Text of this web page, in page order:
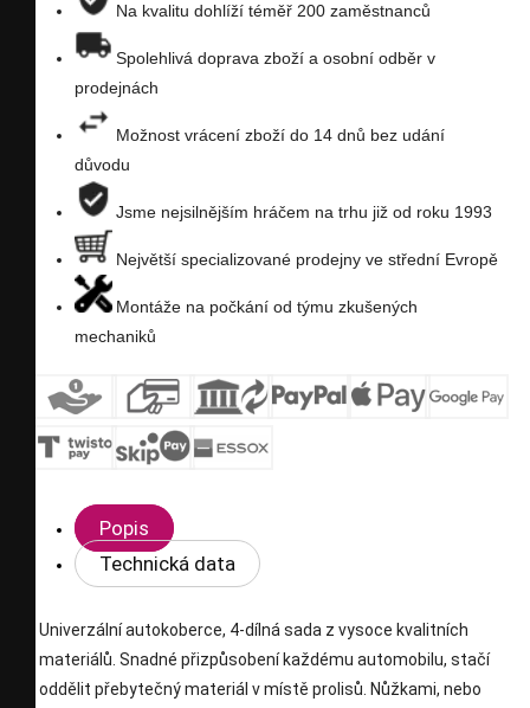
seznam
Na kvalitu dohlíží téměř 200 zaměstnanců
Spolehlivá doprava zboží a osobní odběr v
prodejnách
Možnost vrácení zboží do 14 dnů bez udání
důvodu
Jsme nejsilnějším hráčem na trhu již od roku 1993
Největší specializované prodejny ve střední Evropě
Montáže na počkání od týmu zkušených
mechaniků
Popis
Technická data
Univerzální autokoberce, 4-dílná sada z vysoce kvalitních
materiálů. Snadné přizpůsobení každému automobilu, stačí
oddělit přebytečný materiál v místě prolisů. Nůžkami, nebo